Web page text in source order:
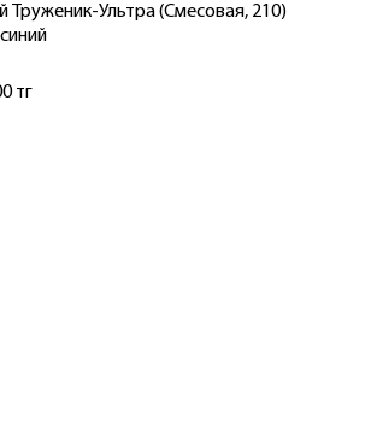
Труженик-Ультра (Смесовая, 210)
тг